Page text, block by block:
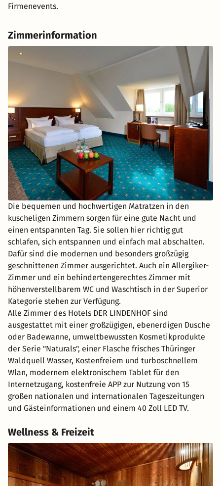
Firmenevents.
Zimmerinformation
Die bequemen und hochwertigen Matratzen in den
kuscheligen Zimmern sorgen für eine gute Nacht und
einen entspannten Tag. Sie sollen hier richtig gut
schlafen, sich entspannen und einfach mal abschalten.
Dafür sind die modernen und besonders großzügig
geschnittenen Zimmer ausgerichtet. Auch ein Allergiker-
Zimmer und ein behindertengerechtes Zimmer mit
höhenverstellbarem WC und Waschtisch in der Superior
Kategorie stehen zur Verfügung.
Alle Zimmer des Hotels DER LINDENHOF sind
ausgestattet mit einer großzügigen, ebenerdigen Dusche
oder Badewanne, umweltbewussten Kosmetikprodukte
der Serie "Naturals", einer Flasche frisches Thüringer
Waldquell Wasser, Kostenfreiem und turboschnellem
Wlan, modernem elektronischem Tablet für den
Internetzugang, kostenfreie APP zur Nutzung von 15
großen nationalen und internationalen Tageszeitungen
und Gästeinformationen und einem 40 Zoll LED TV.
Wellness & Freizeit